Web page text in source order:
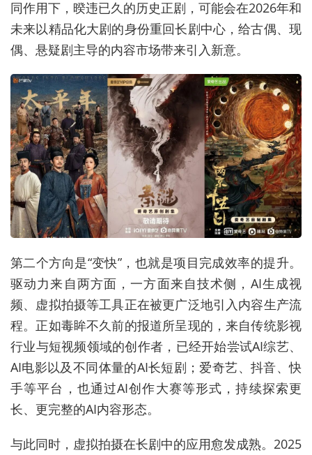
同作用下，暌违已久的历史正剧，可能会在2026年和
未来以精品化大剧的身份重回长剧中心，给古偶、现
偶、悬疑剧主导的内容市场带来引入新意。
第二个方向是“变快”，也就是项目完成效率的提升。
驱动力来自两方面，一方面来自技术侧，AI生成视
频、虚拟拍摄等工具正在被更广泛地引入内容生产流
程。正如毒眸不久前的报道所呈现的，来自传统影视
行业与短视频领域的创作者，已经开始尝试AI综艺、
AI电影以及不同体量的AI长短剧；爱奇艺、抖音、快
手等平台，也通过AI创作大赛等形式，持续探索更
长、更完整的AI内容形态。
与此同时，虚拟拍摄在长剧中的应用愈发成熟。2025